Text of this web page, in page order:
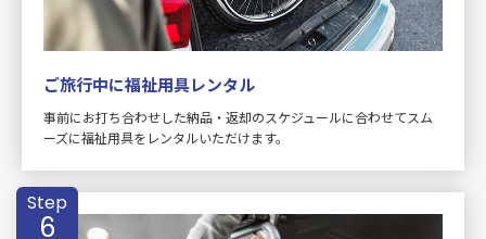
ご旅行中に福祉用具レンタル
事前にお打ち合わせした納品・返却のスケジュールに合わせてスム
ーズに福祉用具をレンタルいただけます。
Step
6